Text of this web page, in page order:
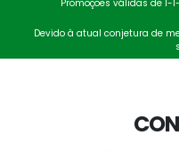
Promoções válidas de
Devido à atual conjetura de